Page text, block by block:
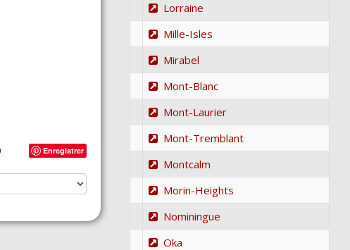
Enregistrer
Lorraine
Mille-Isles
Mirabel
Mont-Blanc
Mont-Laurier
Mont-Tremblant
Montcalm
Morin-Heights
Nominingue
Oka